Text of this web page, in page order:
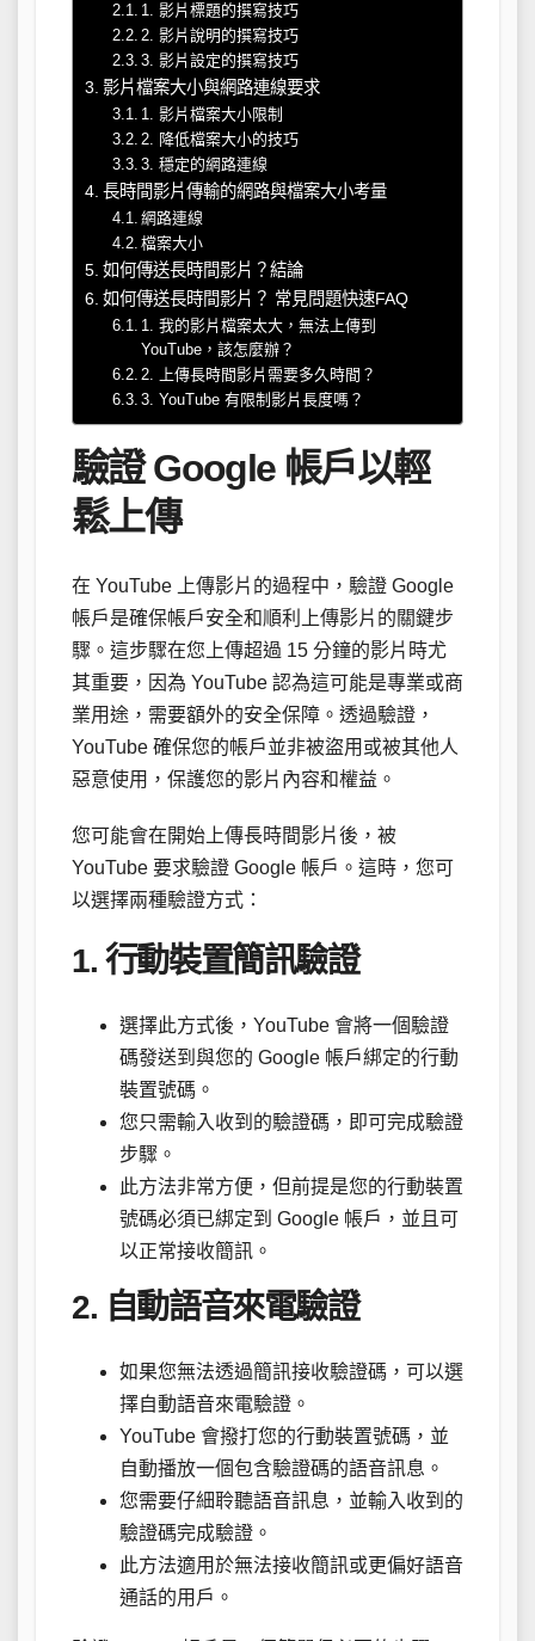
1. 影片標題的撰寫技巧
2. 影片說明的撰寫技巧
3. 影片設定的撰寫技巧
影片檔案大小與網路連線要求
1. 影片檔案大小限制
2. 降低檔案大小的技巧
3. 穩定的網路連線
長時間影片傳輸的網路與檔案大小考量
網路連線
檔案大小
如何傳送長時間影片？結論
如何傳送長時間影片？ 常見問題快速FAQ
1. 我的影片檔案太大，無法上傳到
YouTube，該怎麼辦？
2. 上傳長時間影片需要多久時間？
3. YouTube 有限制影片長度嗎？
驗證 Google 帳戶以輕
鬆上傳
在 YouTube 上傳影片的過程中，驗證 Google
帳戶是確保帳戶安全和順利上傳影片的關鍵步
驟。這步驟在您上傳超過 15 分鐘的影片時尤
其重要，因為 YouTube 認為這可能是專業或商
業用途，需要額外的安全保障。透過驗證，
YouTube 確保您的帳戶並非被盜用或被其他人
惡意使用，保護您的影片內容和權益。
您可能會在開始上傳長時間影片後，被
YouTube 要求驗證 Google 帳戶。這時，您可
以選擇兩種驗證方式：
1. 行動裝置簡訊驗證
選擇此方式後，YouTube 會將一個驗證
碼發送到與您的 Google 帳戶綁定的行動
裝置號碼。
您只需輸入收到的驗證碼，即可完成驗證
步驟。
此方法非常方便，但前提是您的行動裝置
號碼必須已綁定到 Google 帳戶，並且可
以正常接收簡訊。
2. 自動語音來電驗證
如果您無法透過簡訊接收驗證碼，可以選
擇自動語音來電驗證。
YouTube 會撥打您的行動裝置號碼，並
自動播放一個包含驗證碼的語音訊息。
您需要仔細聆聽語音訊息，並輸入收到的
驗證碼完成驗證。
此方法適用於無法接收簡訊或更偏好語音
通話的用戶。